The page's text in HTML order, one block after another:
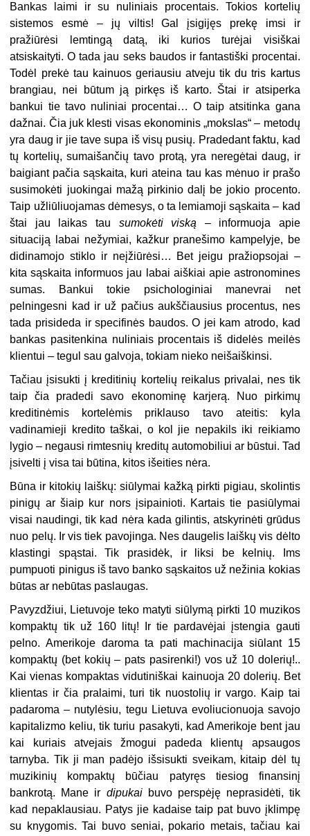
Bankas laimi ir su nuliniais procentais. Tokios kortelių
sistemos esmė – jų viltis! Gal įsigijęs prekę imsi ir
pražiūrėsi lemtingą datą, iki kurios turėjai visiškai
atsiskaityti. O tada jau seks baudos ir fantastiški procentai.
Todėl prekė tau kainuos geriausiu atveju tik du tris kartus
brangiau, nei būtum ją pirkęs iš karto. Štai ir atsiperka
bankui tie tavo nuliniai procentai… O taip atsitinka gana
dažnai. Čia juk klesti visas ekonominis „mokslas“ – metodų
yra daug ir jie tave supa iš visų pusių. Pradedant faktu, kad
tų kortelių, sumaišančių tavo protą, yra neregėtai daug, ir
baigiant pačia sąskaita, kuri ateina tau kas mėnuo ir prašo
susimokėti juokingai mažą pirkinio dalį be jokio procento.
Taip užliūliuojamas dėmesys, o ta lemiamoji sąskaita – kad
štai jau laikas tau sumokėti viską – informuoja apie
situaciją labai nežymiai, kažkur pranešimo kampelyje, be
didinamojo stiklo ir neįžiūrėsi… Bet jeigu pražiopsojai –
kita sąskaita informuos jau labai aiškiai apie astronomines
sumas. Bankui tokie psichologiniai manevrai net
pelningesni kad ir už pačius aukščiausius procentus, nes
tada prisideda ir specifinės baudos. O jei kam atrodo, kad
bankas pasitenkina nuliniais procentais iš didelės meilės
klientui – tegul sau galvoja, tokiam nieko neišaiškinsi.
Tačiau įsisukti į kreditinių kortelių reikalus privalai, nes tik
taip čia pradedi savo ekonominę karjerą. Nuo pirkimų
kreditinėmis kortelėmis priklauso tavo ateitis: kyla
vadinamieji kredito taškai, o kol jie nepakils iki reikiamo
lygio – negausi rimtesnių kreditų automobiliui ar būstui. Tad
įsivelti į visa tai būtina, kitos išeities nėra.
Būna ir kitokių laiškų: siūlymai kažką pirkti pigiau, skolintis
pinigų ar šiaip kur nors įsipainioti. Kartais tie pasiūlymai
visai naudingi, tik kad nėra kada gilintis, atskyrinėti grūdus
nuo pelų. Ir vis tiek pavojinga. Nes daugelis laiškų vis dėlto
klastingi spąstai. Tik prasidėk, ir liksi be kelnių. Ims
pumpuoti pinigus iš tavo banko sąskaitos už nežinia kokias
būtas ar nebūtas paslaugas.
Pavyzdžiui, Lietuvoje teko matyti siūlymą pirkti 10 muzikos
kompaktų tik už 160 litų! Ir tie pardavėjai įstengia gauti
pelno. Amerikoje daroma ta pati machinacija siūlant 15
kompaktų (bet kokių – pats pasirenki!) vos už 10 dolerių!..
Kai vienas kompaktas vidutiniškai kainuoja 20 dolerių. Bet
klientas ir čia pralaimi, turi tik nuostolių ir vargo. Kaip tai
padaroma – nutylėsiu, tegu Lietuva evoliucionuoja savojo
kapitalizmo keliu, tik turiu pasakyti, kad Amerikoje bent jau
kai kuriais atvejais žmogui padeda klientų apsaugos
tarnyba. Tik ji man padėjo išsisukti sveikam, kitaip dėl tų
muzikinių kompaktų būčiau patyręs tiesiog finansinį
bankrotą. Mane ir dipukaibuvo perspėję neprasidėti, tik
kad nepaklausiau. Patys jie kadaise taip pat buvo įklimpę
su knygomis. Tai buvo seniai, pokario metais, tačiau kai